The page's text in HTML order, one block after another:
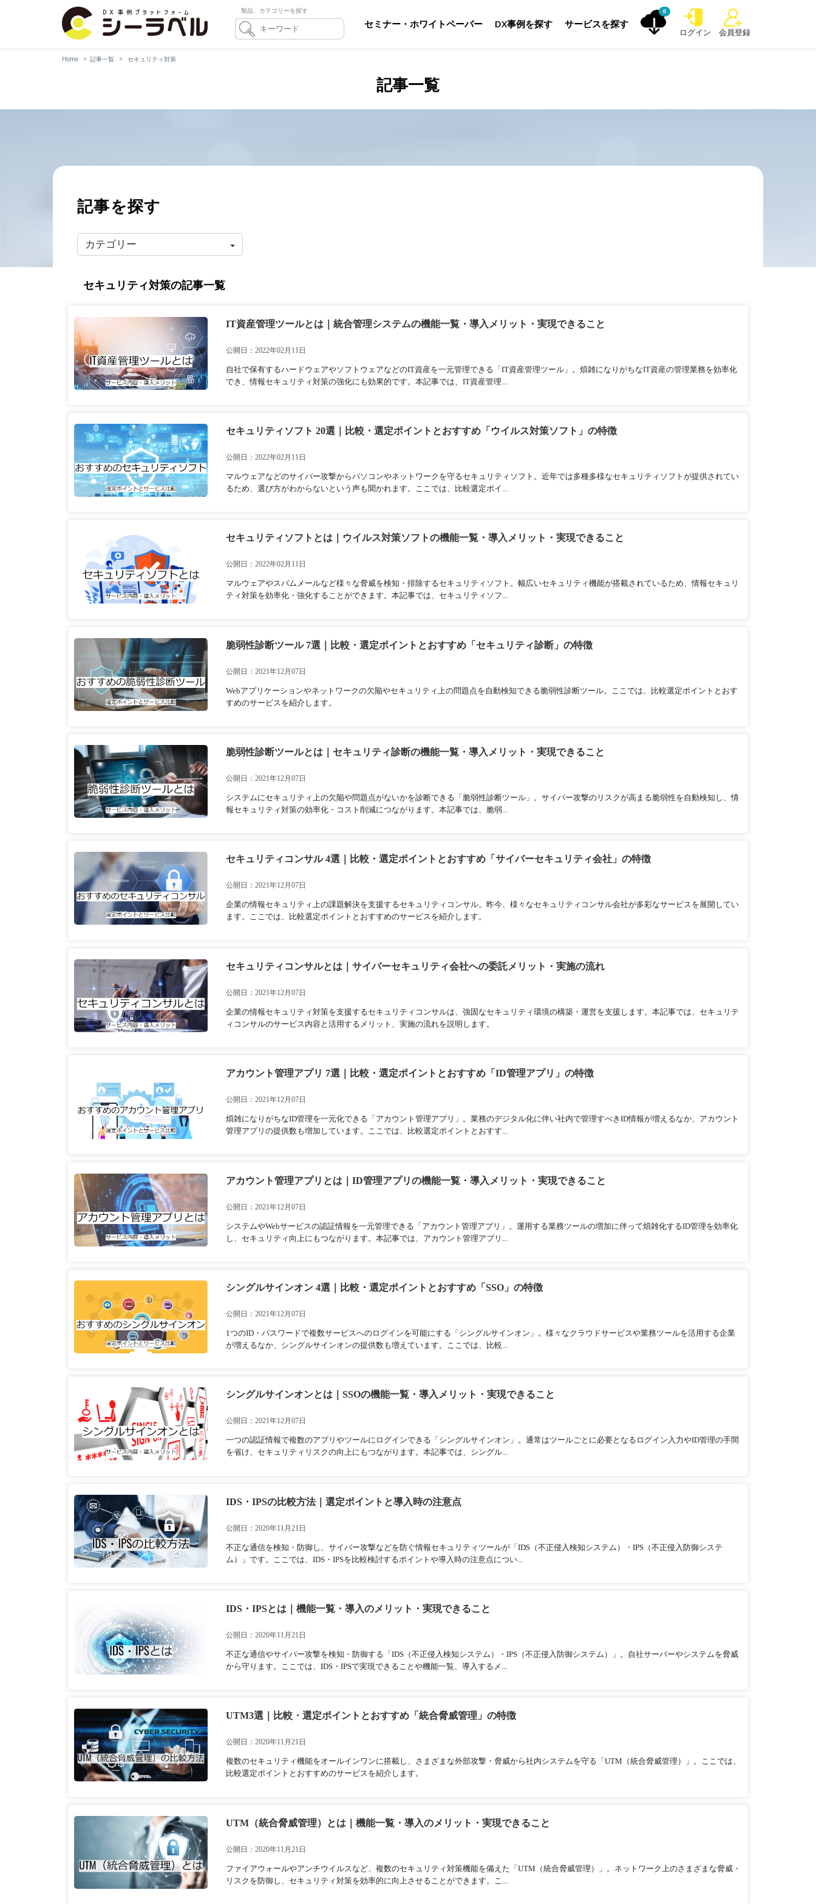
製品、カテゴリーを探す
セミナー・ホワイトペーパー DX事例を探す サービスを探す
0
ログイン 会員登録
Home 記事一覧 セキュリティ対策
記事一覧
記事を探す
カテゴリー
セキュリティ対策の記事一覧
IT資産管理ツールとは｜統合管理システムの機能一覧・導入メリット・実現できること
公開日：2022年02月11日
自社で保有するハードウェアやソフトウェアなどのIT資産を一元管理できる「IT資産管理ツール」。煩雑になりがちなIT資産の管理業務を効率化
でき、情報セキュリティ対策の強化にも効果的です。本記事では、IT資産管理...
セキュリティソフト 20選｜比較・選定ポイントとおすすめ「ウイルス対策ソフト」の特徴
公開日：2022年02月11日
マルウェアなどのサイバー攻撃からパソコンやネットワークを守るセキュリティソフト。近年では多種多様なセキュリティソフトが提供されてい
るため、選び方がわからないという声も聞かれます。ここでは、比較選定ポイ...
セキュリティソフトとは｜ウイルス対策ソフトの機能一覧・導入メリット・実現できること
公開日：2022年02月11日
マルウェアやスパムメールなど様々な脅威を検知・排除するセキュリティソフト。幅広いセキュリティ機能が搭載されているため、情報セキュリ
ティ対策を効率化・強化することができます。本記事では、セキュリティソフ...
脆弱性診断ツール 7選｜比較・選定ポイントとおすすめ「セキュリティ診断」の特徴
公開日：2021年12月07日
Webアプリケーションやネットワークの欠陥やセキュリティ上の問題点を自動検知できる脆弱性診断ツール。ここでは、比較選定ポイントとおす
すめのサービスを紹介します。
脆弱性診断ツールとは｜セキュリティ診断の機能一覧・導入メリット・実現できること
公開日：2021年12月07日
システムにセキュリティ上の欠陥や問題点がないかを診断できる「脆弱性診断ツール」。サイバー攻撃のリスクが高まる脆弱性を自動検知し、情
報セキュリティ対策の効率化・コスト削減につながります。本記事では、脆弱...
セキュリティコンサル 4選｜比較・選定ポイントとおすすめ「サイバーセキュリティ会社」の特徴
公開日：2021年12月07日
企業の情報セキュリティ上の課題解決を支援するセキュリティコンサル。昨今、様々なセキュリティコンサル会社が多彩なサービスを展開してい
ます。ここでは、比較選定ポイントとおすすめのサービスを紹介します。
セキュリティコンサルとは｜サイバーセキュリティ会社への委託メリット・実施の流れ
公開日：2021年12月07日
企業の情報セキュリティ対策を支援するセキュリティコンサルは、強固なセキュリティ環境の構築・運営を支援します。本記事では、セキュリテ
ィコンサルのサービス内容と活用するメリット、実施の流れを説明します。
アカウント管理アプリ 7選｜比較・選定ポイントとおすすめ「ID管理アプリ」の特徴
公開日：2021年12月07日
煩雑になりがちなID管理を一元化できる「アカウント管理アプリ」。業務のデジタル化に伴い社内で管理すべきID情報が増えるなか、アカウント
管理アプリの提供数も増加しています。ここでは、比較選定ポイントとおすす...
アカウント管理アプリとは｜ID管理アプリの機能一覧・導入メリット・実現できること
公開日：2021年12月07日
システムやWebサービスの認証情報を一元管理できる「アカウント管理アプリ」。運用する業務ツールの増加に伴って煩雑化するID管理を効率化
し、セキュリティ向上にもつながります。本記事では、アカウント管理アプリ...
シングルサインオン 4選｜比較・選定ポイントとおすすめ「SSO」の特徴
公開日：2021年12月07日
1つのID・パスワードで複数サービスへのログインを可能にする「シングルサインオン」。様々なクラウドサービスや業務ツールを活用する企業
が増えるなか、シングルサインオンの提供数も増えています。ここでは、比較...
シングルサインオンとは｜SSOの機能一覧・導入メリット・実現できること
公開日：2021年12月07日
一つの認証情報で複数のアプリやツールにログインできる「シングルサインオン」。通常はツールごとに必要となるログイン入力やID管理の手間
を省け、セキュリティリスクの向上にもつながります。本記事では、シングル...
IDS・IPSの比較方法｜選定ポイントと導入時の注意点
公開日：2020年11月21日
不正な通信を検知・防御し、サイバー攻撃などを防ぐ情報セキュリティツールが「IDS（不正侵入検知システム）・IPS（不正侵入防御システ
ム）」です。ここでは、IDS・IPSを比較検討するポイントや導入時の注意点につい...
IDS・IPSとは｜機能一覧・導入のメリット・実現できること
公開日：2020年11月21日
不正な通信やサイバー攻撃を検知・防御する「IDS（不正侵入検知システム）・IPS（不正侵入防御システム）」。自社サーバーやシステムを脅威
から守ります。ここでは、IDS・IPSで実現できることや機能一覧、導入するメ...
UTM3選｜比較・選定ポイントとおすすめ「統合脅威管理」の特徴
公開日：2020年11月21日
複数のセキュリティ機能をオールインワンに搭載し、さまざまな外部攻撃・脅威から社内システムを守る「UTM（統合脅威管理）」。ここでは、
比較選定ポイントとおすすめのサービスを紹介します。
UTM（統合脅威管理）とは｜機能一覧・導入のメリット・実現できること
公開日：2020年11月21日
ファイアウォールやアンチウイルスなど、複数のセキュリティ対策機能を備えた「UTM（統合脅威管理）」。ネットワーク上のさまざまな脅威・
リスクを防御し、セキュリティ対策を効率的に向上させることができます。こ...